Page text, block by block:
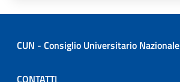
CUN - Consiglio Universitario Nazionale
CONTATTI